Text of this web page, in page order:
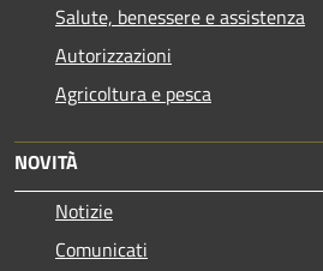
Salute, benessere e assistenza
Autorizzazioni
Agricoltura e pesca
NOVITÀ
Notizie
Comunicati